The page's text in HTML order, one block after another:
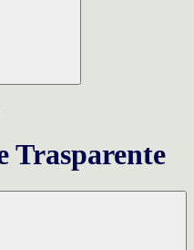
Trasparente